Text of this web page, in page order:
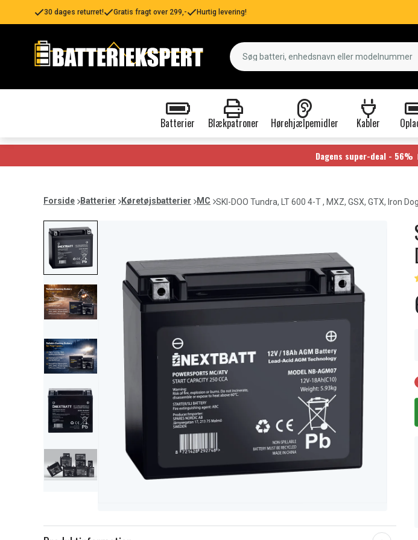
30 dages returret! Gratis fragt over 299,- Hurtig levering!
Batterier Blækpatroner Hørehjælpemidler Kabler
Dagens super-deal - 56%
Forside Batterier Køretøjsbatterier MC SKI-DOO Tundra, LT 600 4-T , MXZ, GSX, GTX, Iron